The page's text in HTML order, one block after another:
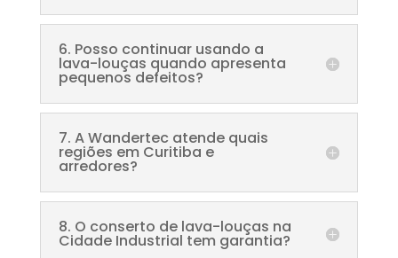
6. Posso continuar usando a
lava-louças quando apresenta
pequenos defeitos?
7. A Wandertec atende quais
regiões em Curitiba e
arredores?
8. O conserto de lava-louças na
Cidade Industrial tem garantia?